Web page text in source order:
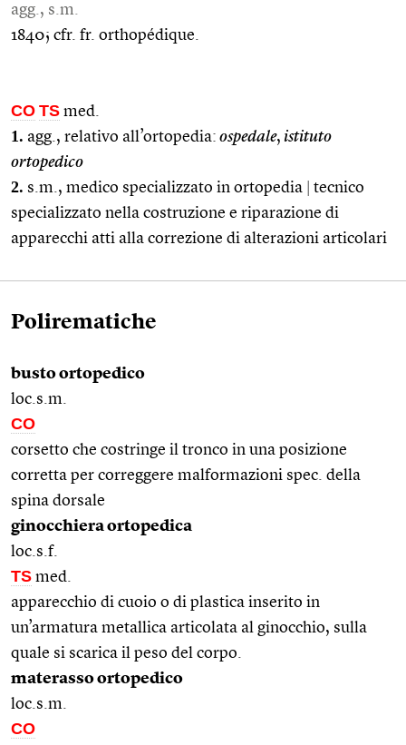
agg., s.m.
1840; cfr. fr. orthopédique.
CO TS med.
1. agg., relativo all’ortopedia: ospedale, istituto
ortopedico
2. s.m., medico specializzato in ortopedia
tecnico
specializzato nella costruzione e riparazione di
apparecchi atti alla correzione di alterazioni articolari
Polirematiche
busto ortopedico
loc.s.m.
CO
corsetto che costringe il tronco in una posizione
corretta per correggere malformazioni spec. della
spina dorsale
ginocchiera ortopedica
loc.s.f.
TS med.
apparecchio di cuoio o di plastica inserito in
un’armatura metallica articolata al ginocchio, sulla
quale si scarica il peso del corpo.
materasso ortopedico
loc.s.m.
CO